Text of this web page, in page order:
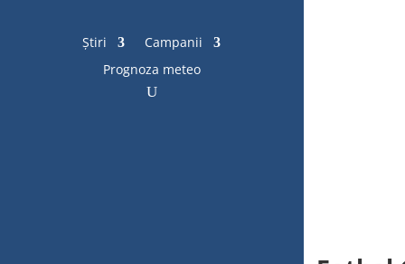
Știri
Campanii
Prognoza meteo